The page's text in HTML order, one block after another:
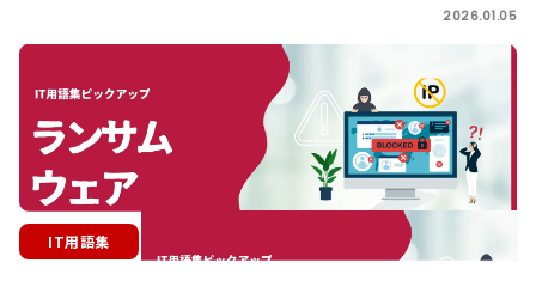
2026.01.05
IT用語集